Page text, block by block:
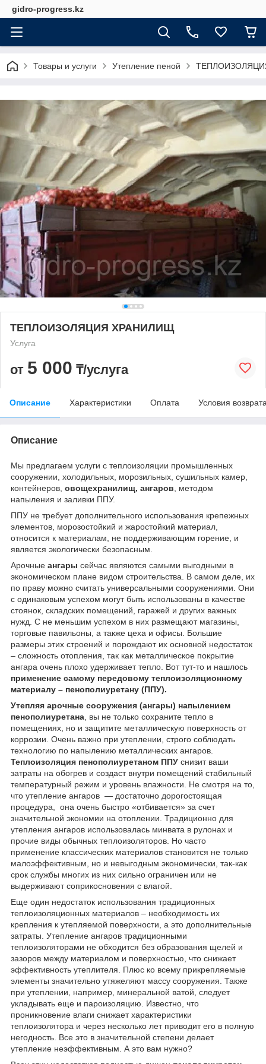
gidro-progress.kz
Товары и услуги Утепление пеной
ТЕПЛОИЗОЛЯЦИЯ ХРАНИЛИЩ
Услуга
от 5 000 ₸/услуга
Описание Характеристики Оплата Условия
Описание
Мы предлагаем услуги с теплоизоляции промышленных
сооружении, холодильных, морозильных, сушильных камер,
контейнеров, овощехранилищ, ангаров , методом
напыления и заливки ППУ.
ППУ не требует дополнительного использования крепежных
элементов, морозостойкий и жаростойкий материал,
относится к материалам, не поддерживающим горение, и
является экологически безопасным.
Арочные ангары сейчас являются самыми выгодными в
экономическом плане видом строительства. В самом деле, их
по праву можно считать универсальными сооружениями. Они
с одинаковым успехом могут быть использованы в качестве
стоянок, складских помещений, гаражей и других важных
нужд. С не меньшим успехом в них размещают магазины,
торговые павильоны, а также цеха и офисы. Большие
размеры этих строений и порождают их основной недостаток
– сложность отопления, так как металлическое покрытие
ангара очень плохо удерживает тепло. Вот тут-то и нашлось
применение самому передовому теплоизоляционному
материалу – пенополиуретану (ППУ).
Утепляя арочные сооружения (ангары) напылением
пенополиуретана , вы не только сохраните тепло в
помещениях, но и защитите металлическую поверхность от
коррозии. Очень важно при утеплении, строго соблюдать
технологию по напылению металлических ангаров.
Теплоизоляция пенополиуретаном ППУ снизит ваши
затраты на обогрев и создаст внутри помещений стабильный
температурный режим и уровень влажности. Не смотря на то,
что утепление ангаров — достаточно дорогостоящая
процедура, она очень быстро «отбивается» за счет
значительной экономии на отоплении. Традиционно для
утепления ангаров использовалась минвата в рулонах и
прочие виды обычных теплоизоляторов. Но часто
применение классических материалов становится не только
малоэффективным, но и невыгодным экономически, так-как
срок службы многих из них сильно ограничен или не
выдерживают соприкосновения с влагой.
Еще один недостаток использования традиционных
теплоизоляционных материалов – необходимость их
крепления к утепляемой поверхности, а это дополнительные
затраты. Утепление ангаров традиционными
теплоизоляторами не обходится без образования щелей и
зазоров между материалом и поверхностью, что снижает
эффективность утеплителя. Плюс ко всему прикрепляемые
элементы значительно утяжеляют массу сооружения. Также
при утеплении, например, минеральной ватой, следует
укладывать еще и пароизоляцию. Известно, что
проникновение влаги снижает характеристики
теплоизолятора и через несколько лет приводит его в полную
негодность. Все это в значительной степени делает
утепление неэффективным. А это вам нужно?